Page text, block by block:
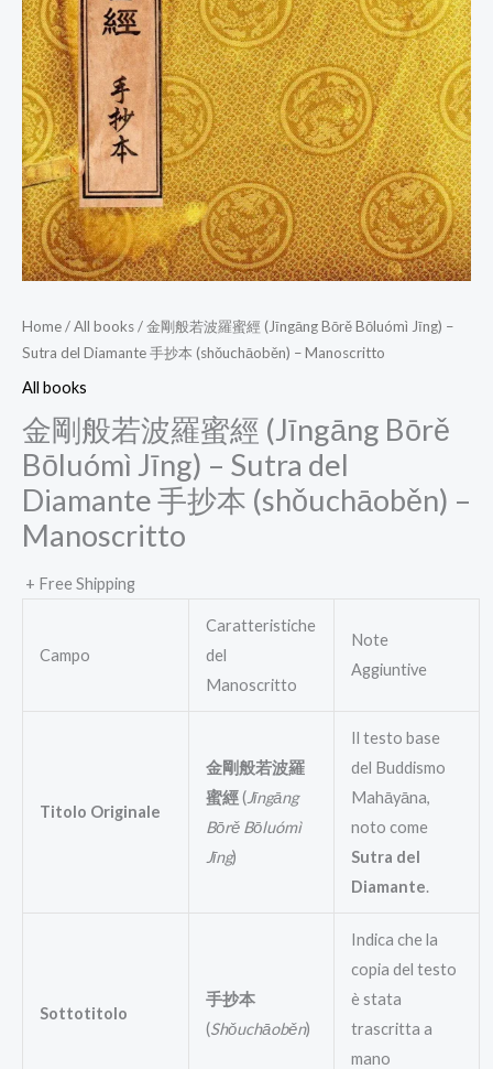
Home/All books/ 金剛般若波羅蜜經 (Jīngāng Bōrě Bōluómì Jīng) –
Sutra del Diamante 手抄本 (shǒuchāoběn) – Manoscritto
All books
金剛般若波羅蜜經 (Jīngāng Bōrě
Bōluómì Jīng) – Sutra del
Diamante 手抄本 (shǒuchāoběn) –
Manoscritto
+ Free Shipping
Campo
Caratteristiche
del
Manoscritto
Note
Aggiuntive
Titolo Originale
金剛般若波羅
蜜經(Jīngāng
Bōrě Bōluómì
Jīng)
Il testo base
del Buddismo
Mahāyāna,
noto come
Sutra del
Diamante.
Sottotitolo
手抄本
(Shǒuchāoběn)
Indica che la
copia del testo
è stata
trascritta a
mano